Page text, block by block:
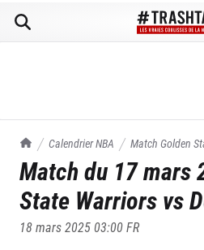
TrashTalk Actu NBA
Calendrier NBA Match Golden
du 17/03/2025
Match du 17 mars
State Warriors vs
18 mars 2025 03:00FR